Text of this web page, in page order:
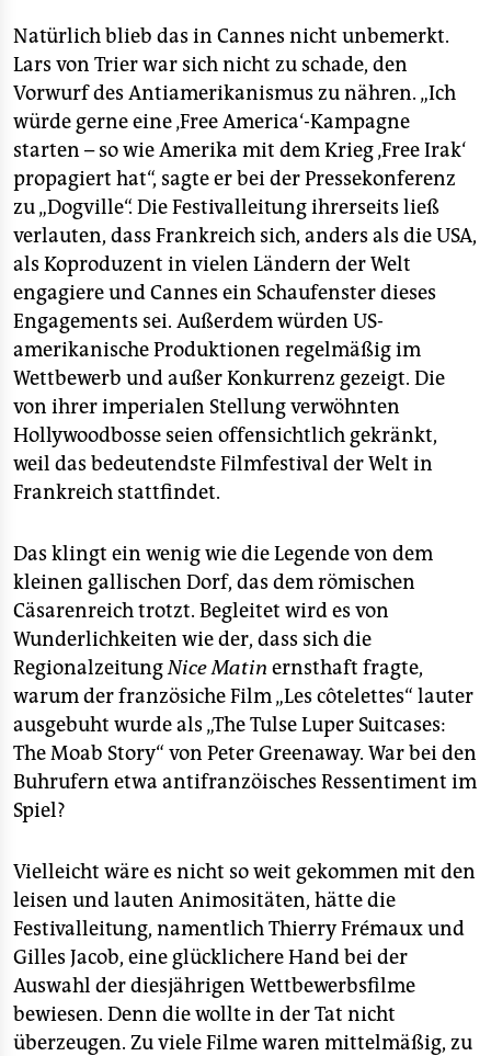
Natürlich blieb das in Cannes nicht unbemerkt.
Lars von Trier war sich nicht zu schade, den
Vorwurf des Antiamerikanismus zu nähren. „Ich
würde gerne eine ‚Free America‘-Kampagne
starten – so wie Amerika mit dem Krieg ‚Free Irak‘
propagiert hat“, sagte er bei der Pressekonferenz
zu „Dogville“. Die Festivalleitung ihrerseits ließ
verlauten, dass Frankreich sich, anders als die USA,
als Koproduzent in vielen Ländern der Welt
engagiere und Cannes ein Schaufenster dieses
Engagements sei. Außerdem würden US-
amerikanische Produktionen regelmäßig im
Wettbewerb und außer Konkurrenz gezeigt. Die
von ihrer imperialen Stellung verwöhnten
Hollywoodbosse seien offensichtlich gekränkt,
weil das bedeutendste Filmfestival der Welt in
Frankreich stattfindet.
Das klingt ein wenig wie die Legende von dem
kleinen gallischen Dorf, das dem römischen
Cäsarenreich trotzt. Begleitet wird es von
Wunderlichkeiten wie der, dass sich die
RegionalzeitungNice Matin ernsthaft fragte,
warum der französiche Film „Les côtelettes“ lauter
ausgebuht wurde als „The Tulse Luper Suitcases:
The Moab Story“ von Peter Greenaway. War bei den
Buhrufern etwa antifranzöisches Ressentiment im
Spiel?
Vielleicht wäre es nicht so weit gekommen mit den
leisen und lauten Animositäten, hätte die
Festivalleitung, namentlich Thierry Frémaux und
Gilles Jacob, eine glücklichere Hand bei der
Auswahl der diesjährigen Wettbewerbsfilme
bewiesen. Denn die wollte in der Tat nicht
überzeugen. Zu viele Filme waren mittelmäßig, zu